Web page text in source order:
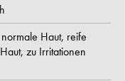
normale Haut, reife
zu Irritationen